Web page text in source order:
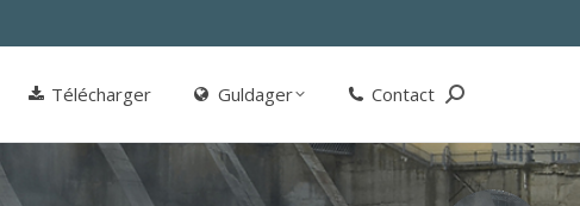
Télécharger Guldager Contact Search: